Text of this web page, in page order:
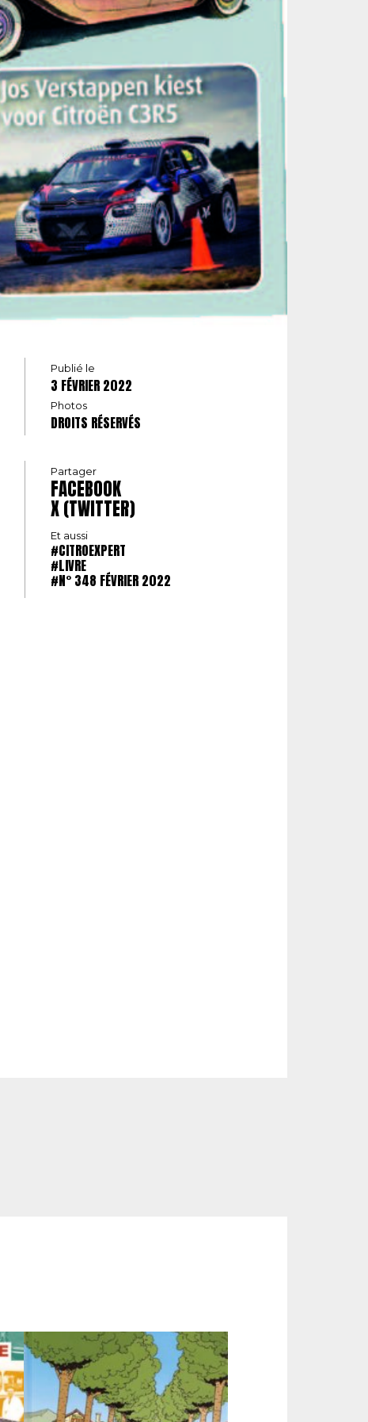
Publié le
3 FÉVRIER 2022
Photos
DROITS RÉSERVÉS
Partager
FACEBOOK
X (TWITTER)
Et aussi
#CITROEXPERT
#LIVRE
#N° 348 FÉVRIER 2022